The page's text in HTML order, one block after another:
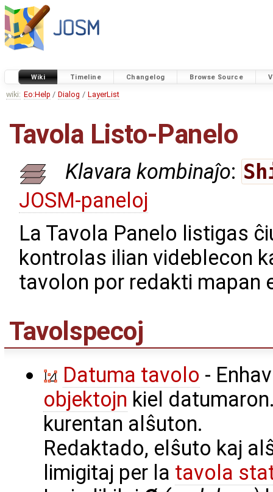
Wiki Timeline Changelog Browse Source
wiki: Eo:Help / Dialog / LayerList
Tavola Listo-Panelo
Klavara kombinaĵo:
JOSM-paneloj
La Tavola Panelo listigas
kontrolas ilian videblecon
tavolon por redakti mapan
Tavolspecoj
Datuma tavolo -
objektojn kiel
kurentan alŝuton.
Redaktado, elŝuto kaj
limigitaj per la tavola